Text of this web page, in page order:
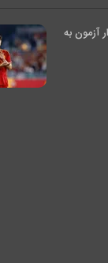
آزمون به